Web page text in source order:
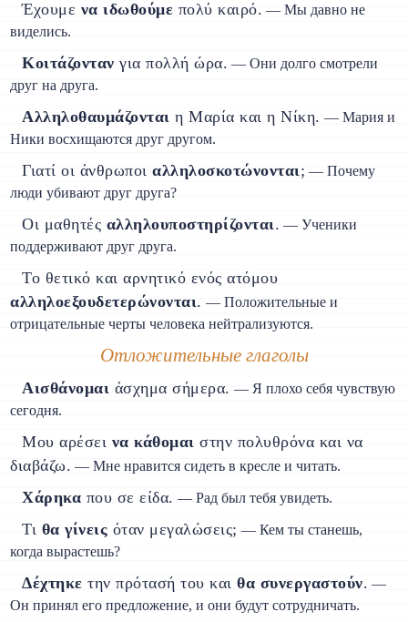
Έχουμε να ιδωθούμε πολύ καιρό. — Мы давно не
виделись.
Κοιτάζονταν για πολλή ώρα. — Они долго смотрели
друг на друга.
Αλληλοθαυμάζονται η Μαρία και η Νίκη. — Мария и
Ники восхищаются друг другом.
Γιατί οι άνθρωποι αλληλοσκοτώνονται; — Почему
люди убивают друг друга?
Οι μαθητές αλληλουποστηρίζονται. — Ученики
поддерживают друг друга.
То θετικό και αρνητικό ενός ατόμου
αλληλοεξουδετερώνονται. — Положительные и
отрицательные черты человека нейтрализуются.
Отложительные глаголы
Αισθάνομαι άσχημα σήμερα. — Я плохо себя чувствую
сегодня.
Μου αρέσει να κάθομαι στην πολυθρόνα και να
διαβάζω. — Мне нравится сидеть в кресле и читать.
Χάρηκα που σε είδα. — Рад был тебя увидеть.
Τι θα γίνεις όταν μεγαλώσεις; — Кем ты станешь,
когда вырастешь?
Δέχτηκε την πρότασή του και θα συνεργαστούν. —
Он принял его предложение, и они будут сотрудничать.